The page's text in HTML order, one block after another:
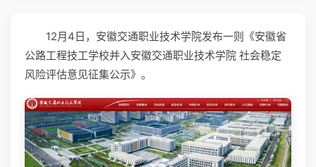
12月4日，安徽交通职业技术学院发布一则《安徽省
公路工程技工学校并入安徽交通职业技术学院 社会稳定
风险评估意见征集公示》。